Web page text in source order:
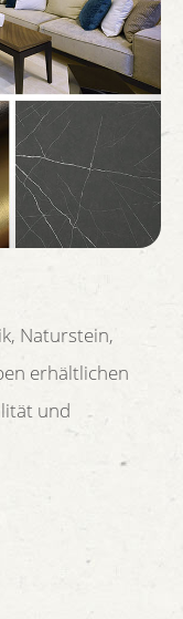
Naturstein,
erhältlichen
und